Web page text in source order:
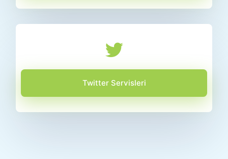
Twitter Servisleri